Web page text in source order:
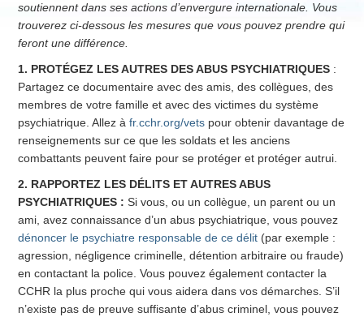
soutiennent dans ses actions d’envergure internationale. Vous
trouverez ci-dessous les mesures que vous pouvez prendre qui
feront une différence.
1. PROTÉGEZ LES AUTRES DES ABUS PSYCHIATRIQUES :
Partagez ce documentaire avec des amis, des collègues, des
membres de votre famille et avec des victimes du système
psychiatrique. Allez àfr.cchr.org/vets pour obtenir davantage de
renseignements sur ce que les soldats et les anciens
combattants peuvent faire pour se protéger et protéger autrui.
2. RAPPORTEZ LES DÉLITS ET AUTRES ABUS
PSYCHIATRIQUES : Si vous, ou un collègue, un parent ou un
ami, avez connaissance d’un abus psychiatrique, vous pouvez
dénoncer le psychiatre responsable de ce délit (par exemple :
agression, négligence criminelle, détention arbitraire ou fraude)
en contactant la police. Vous pouvez également contacter la
CCHR la plus proche qui vous aidera dans vos démarches. S’il
n’existe pas de preuve suffisante d’abus criminel, vous pouvez